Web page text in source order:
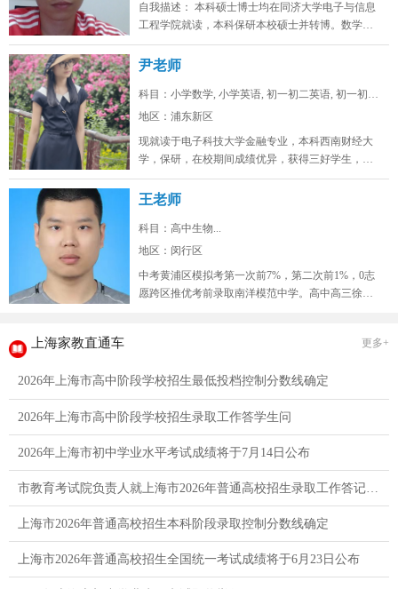
自我描述： 本科硕士博士均在同济大学电子与信息
工程学院就读，本科保研本校硕士并转博。数学高
考142，物理高考91，化学...
尹老师
科目：小学数学, 小学英语, 初一初二英语, 初一初二...
地区：浦东新区
现就读于电子科技大学金融专业，本科西南财经大
学，保研，在校期间成绩优异，获得三好学生，英
语四级证书，英语六级证书，英语六...
王老师
科目：高中生物...
地区：闵行区
中考黄浦区模拟考第一次前7%，第二次前1%，0志
愿跨区推优考前录取南洋模范中学。高中高三徐汇
上海家教直通车 更多+
2026年上海市高中阶段学校招生最低投档控制分数线确定
2026年上海市高中阶段学校招生录取工作答学生问
2026年上海市初中学业水平考试成绩将于7月14日公布
市教育考试院负责人就上海市2026年普通高校招生录取工作答记者问
上海市2026年普通高校招生本科阶段录取控制分数线确定
上海市2026年普通高校招生全国统一考试成绩将于6月23日公布